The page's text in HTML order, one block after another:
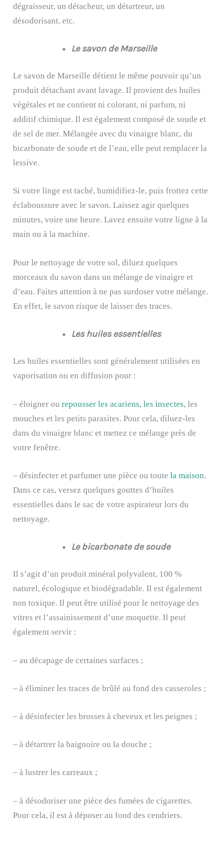
dégraisseur, un détacheur, un détartreur, un
désodorisant, etc.
Le savon de Marseille
Le savon de Marseille détient le même pouvoir qu’un
produit détachant avant lavage. Il provient des huiles
végétales et ne contient ni colorant, ni parfum, ni
additif chimique. Il est également composé de soude et
de sel de mer. Mélangée avec du vinaigre blanc, du
bicarbonate de soude et de l’eau, elle peut remplacer la
lessive.
Si votre linge est taché, humidifiez-le, puis frottez cette
éclaboussure avec le savon. Laissez agir quelques
minutes, voire une heure. Lavez ensuite votre ligne à la
main ou à la machine.
Pour le nettoyage de votre sol, diluez quelques
morceaux du savon dans un mélange de vinaigre et
d’eau. Faites attention à ne pas surdoser votre mélange.
En effet, le savon risque de laisser des traces.
Les huiles essentielles
Les huiles essentielles sont généralement utilisées en
vaporisation ou en diffusion pour :
– éloigner ourepousser les acariens, les insectes, les
mouches et les petits parasites. Pour cela, diluez-les
dans du vinaigre blanc et mettez ce mélange près de
votre fenêtre.
– désinfecter et parfumer une pièce ou toutela maison.
Dans ce cas, versez quelques gouttes d’huiles
essentielles dans le sac de votre aspirateur lors du
nettoyage.
Le bicarbonate de soude
Il s’agit d’un produit minéral polyvalent, 100 %
naturel, écologique et biodégradable. Il est également
non toxique. Il peut être utilisé pour le nettoyage des
vitres et l’assainissement d’une moquette. Il peut
également servir :
– au décapage de certaines surfaces ;
– à éliminer les traces de brûlé au fond des casseroles ;
– à désinfecter les brosses à cheveux et les peignes ;
– à détartrer la baignoire ou la douche ;
– à lustrer les carreaux ;
– à désodoriser une pièce des fumées de cigarettes.
Pour cela, il est à déposer au fond des cendriers.